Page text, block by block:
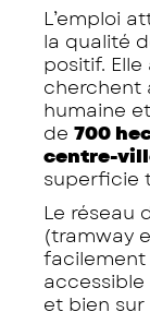
L’emploi
la qualité
positif.
cherchent
humaine
de 700
centre-
superficie
Le réseau
(tramway
facilement
accessible
et bien sur